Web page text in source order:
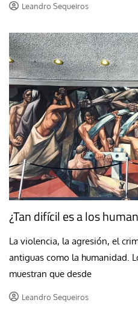
Leandro Sequeiros
¿Tan difícil es a los
La violencia, la agresión, el
antiguas como la humanidad.
muestran que desde
Leandro Sequeiros